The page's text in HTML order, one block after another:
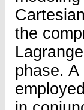
the
phase.